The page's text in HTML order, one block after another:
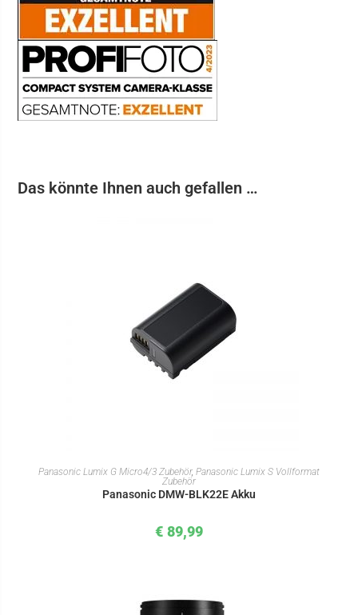
Das könnte Ihnen auch gefallen …
IN DEN WARENKORB
Panasonic Lumix G Micro4/3 Zubehör, Panasonic Lumix S Vollformat
Zubehör
Panasonic DMW-BLK22E Akku
€ 89,99